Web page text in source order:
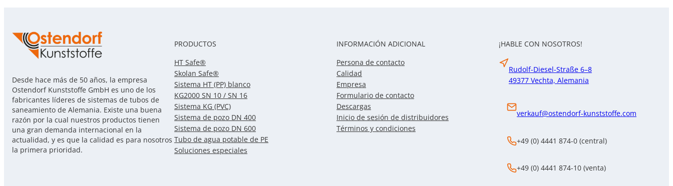
Desde hace más de 50 años, la empresa
Ostendorf Kunststoffe GmbH es uno de los
fabricantes líderes de sistemas de tubos de
saneamiento de Alemania. Existe una buena
razón por la cual nuestros productos tienen
una gran demanda internacional en la
actualidad, y es que la calidad es para nosotros
la primera prioridad.
PRODUCTOS
HT Safe®
Skolan Safe®
Sistema HT (PP) blanco
KG2000 SN 10 / SN 16
Sistema KG (PVC)
Sistema de pozo DN 400
Sistema de pozo DN 600
Tubo de agua potable de PE
Soluciones especiales
INFORMACIÓN ADICIONAL
Persona de contacto
Calidad
Empresa
Formulario de contacto
Descargas
Inicio de sesión de distribuidores
Términos y condiciones
¡HABLE CON NOSOTROS!
Rudolf-Diesel-Straße 6–8
49377 Vechta, Alemania
verkauf@ostendorf-kunststoffe.com
+49 (0) 4441 874-0 (central)
+49 (0) 4441 874-10 (venta)